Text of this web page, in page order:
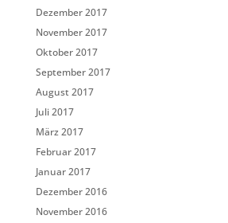
Dezember 2017
November 2017
Oktober 2017
September 2017
August 2017
Juli 2017
März 2017
Februar 2017
Januar 2017
Dezember 2016
November 2016